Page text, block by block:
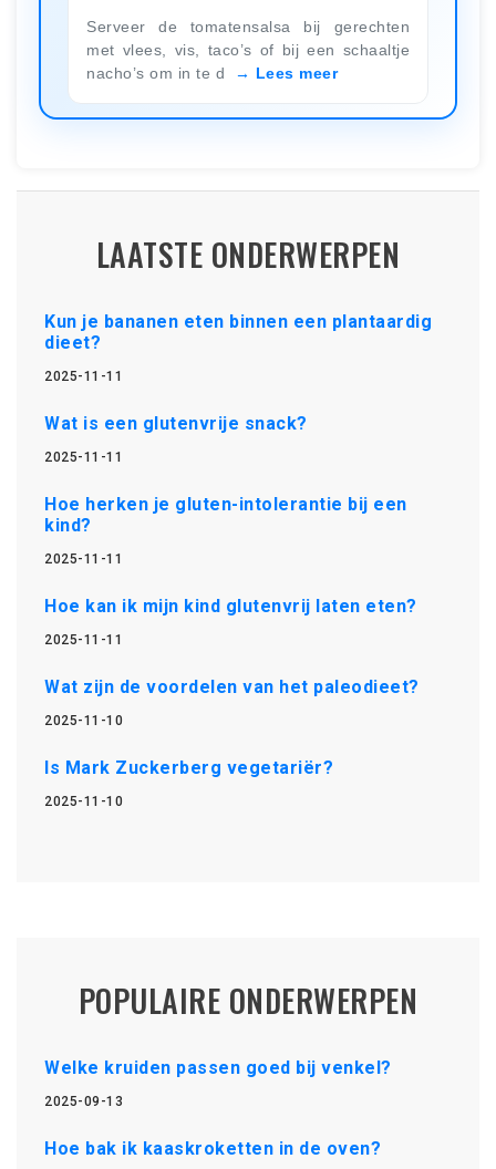
Serveer de tomatensalsa bij gerechten
met vlees, vis, taco’s of bij een schaaltje
nacho’s om in te d
Lees meer
LAATSTE ONDERWERPEN
Kun je bananen eten binnen een plantaardig
dieet?
2025-11-11
Wat is een glutenvrije snack?
2025-11-11
Hoe herken je gluten-intolerantie bij een
kind?
2025-11-11
Hoe kan ik mijn kind glutenvrij laten eten?
2025-11-11
Wat zijn de voordelen van het paleodieet?
2025-11-10
Is Mark Zuckerberg vegetariër?
2025-11-10
POPULAIRE ONDERWERPEN
Welke kruiden passen goed bij venkel?
2025-09-13
Hoe bak ik kaaskroketten in de oven?